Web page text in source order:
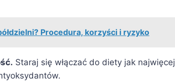
Procedura, korzyści i ryzyko
Staraj się włączać do diety jak najwięcej